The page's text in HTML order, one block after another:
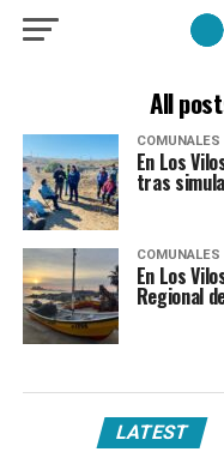
All
COMUNALES
En Los
tras
COMUNALES
En Los
Regional
LATEST